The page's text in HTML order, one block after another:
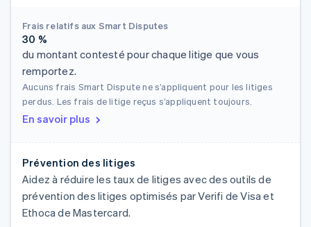
Frais relatifs aux Smart Disputes
30 %
du montant contesté pour chaque litige que vous
remportez.
Aucuns frais Smart Dispute ne s’appliquent pour les litiges
perdus. Les frais de litige reçus s’appliquent toujours.
En savoir plus
Prévention des litiges
Aidez à réduire les taux de litiges avec des outils de
prévention des litiges optimisés par Verifi de Visa et
Ethoca de Mastercard.